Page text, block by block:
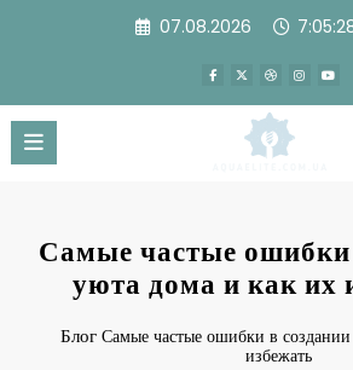
07.08.2026
Самые частые ошибки
уюта дома и как их
Блог Самые частые ошибки в
избежать